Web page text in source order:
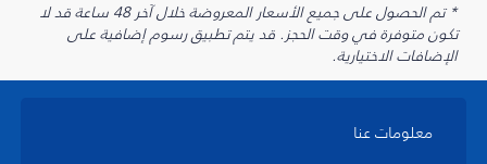
* تم الحصول على جميع الأسعار المعروضة خلال آخر 48 ساعة قد لا
تكون متوفرة في وقت الحجز. قد يتم تطبيق رسوم إضافية على
الإضافات الاختيارية.
معلومات عنا